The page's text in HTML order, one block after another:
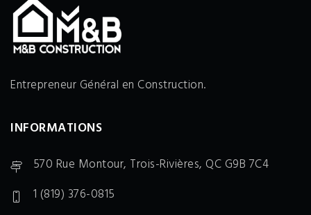
Entrepreneur Général en Construction.
INFORMATIONS
570 Rue Montour, Trois-Rivières, QC G9B 7C4
1 (819) 376-0815